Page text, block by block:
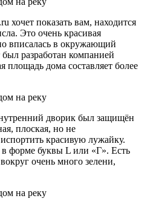
хочет показать вам, находится
Это очень красивая
вписалась в окружающий
разработан компанией
площадь дома составляет более
дворик был защищён
плоская, но не
красивую лужайку.
форме буквы L или «Г». Есть
очень много зелени,